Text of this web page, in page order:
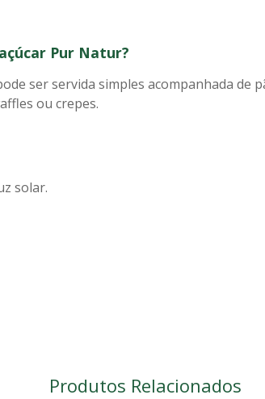
Pur Natur?
ser servida simples acompanhada de
ou crepes.
solar.
Produtos Relacionados